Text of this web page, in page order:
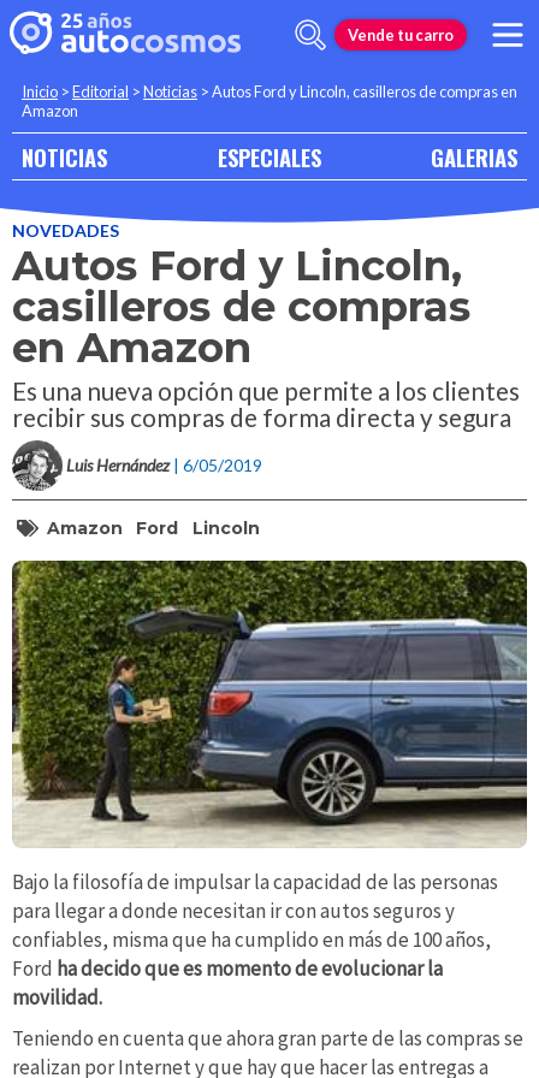
Vende tu carro
Inicio >Editorial >Noticias >Autos Ford y Lincoln, casilleros de compras en
Amazon
NOTICIAS ESPECIALES GALERIAS
NOVEDADES
Autos Ford y Lincoln,
casilleros de compras
en Amazon
Es una nueva opción que permite a los clientes
recibir sus compras de forma directa y segura
Luis Hernández | 6/05/2019
Amazon Ford Lincoln
Bajo la filosofía de impulsar la capacidad de las personas
para llegar a donde necesitan ir con autos seguros y
confiables, misma que ha cumplido en más de 100 años,
Ford ha decido que es momento de evolucionar la
movilidad.
Teniendo en cuenta que ahora gran parte de las compras se
realizan por Internet y que hay que hacer las entregas a